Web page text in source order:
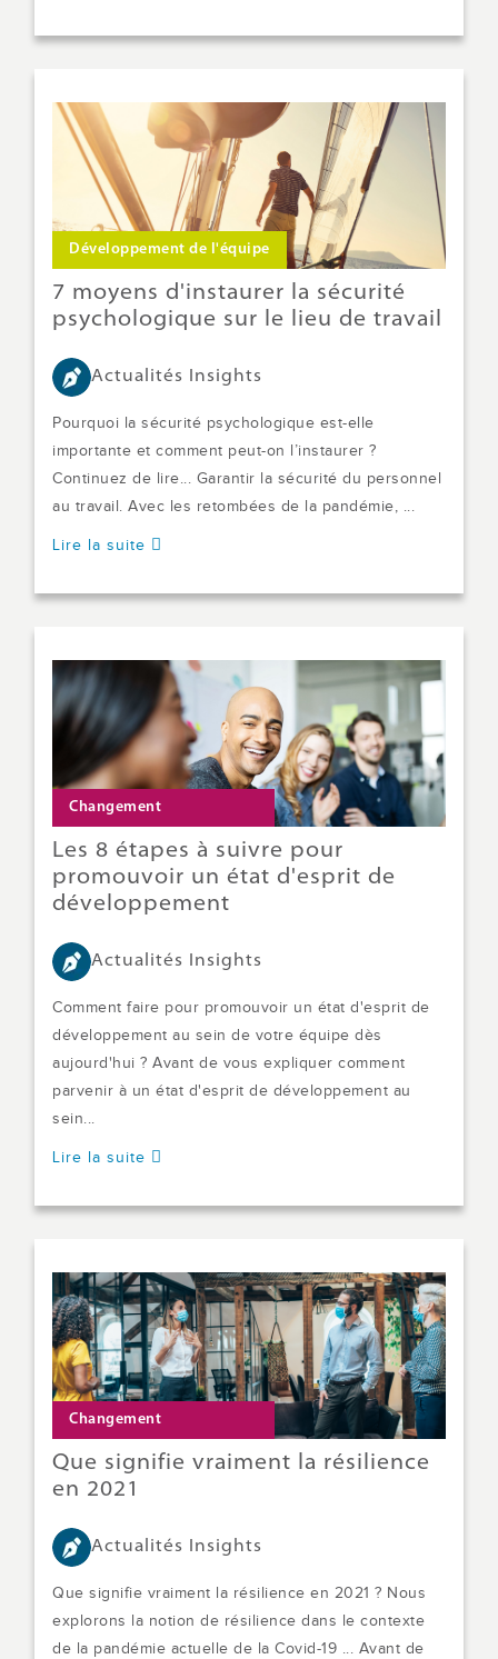
Développement de l'équipe
7 moyens d'instaurer la sécurité
psychologique sur le lieu de travail
Actualités Insights
Pourquoi la sécurité psychologique est-elle
importante et comment peut-on l’instaurer ?
Continuez de lire... Garantir la sécurité du personnel
au travail. Avec les retombées de la pandémie, ...
Lire la suite
Changement
Les 8 étapes à suivre pour
promouvoir un état d'esprit de
développement
Actualités Insights
Comment faire pour promouvoir un état d'esprit de
développement au sein de votre équipe dès
aujourd'hui ? Avant de vous expliquer comment
parvenir à un état d'esprit de développement au
sein...
Lire la suite
Changement
Que signifie vraiment la résilience
en 2021
Actualités Insights
Que signifie vraiment la résilience en 2021 ? Nous
explorons la notion de résilience dans le contexte
de la pandémie actuelle de la Covid-19 ... Avant de